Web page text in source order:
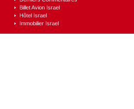
Billet Avion Israel
Hôtel Israel
Immobilier Israel